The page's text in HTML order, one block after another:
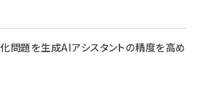
化問題を生成AIアシスタントの精度を高め